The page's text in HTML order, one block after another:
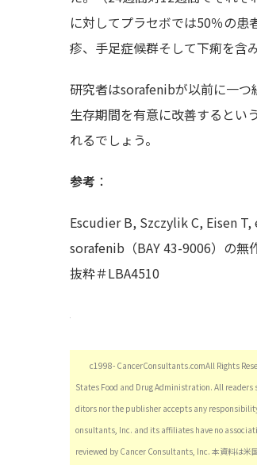
に対してプラセボでは50％の
疹、手足症候群そして下痢を含
研究者はsorafenibが以前に一つ
生存期間を有意に改善するとい
れるでしょう。
参考 ：
Escudier B, Szczylik C, Eisen T,
sorafenib（BAY 43-9006）の無
抜粋＃LBA4510
c1998- CancerConsultants.comAll Rights
States Food and Drug Administration. All
ditors nor the publisher accepts any
onsultants, Inc. and its affiliates have no
reviewed by Cancer Consultants, Inc. 本資料は米